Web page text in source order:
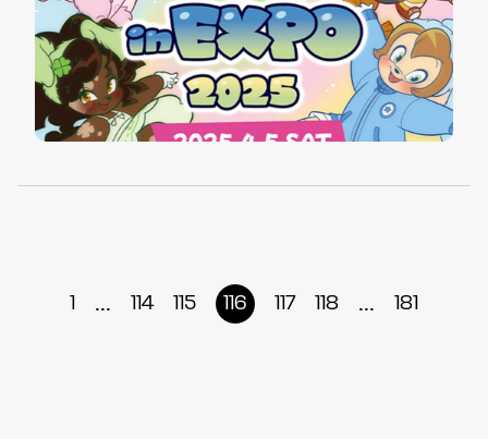
1 ... 114 115 116 117 118 ... 181